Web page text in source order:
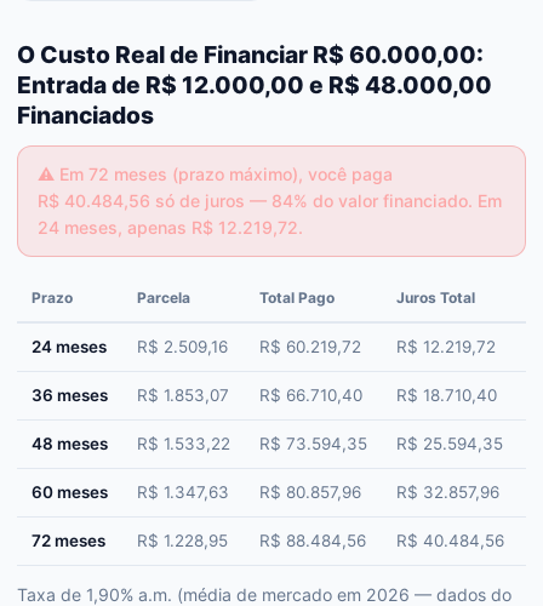
O Custo Real de Financiar R$ 60.000,00:
Entrada de R$ 12.000,00 e R$ 48.000,00
Financiados
⚠️ Em 72 meses (prazo máximo), você paga
R$ 40.484,56 só de juros — 84% do valor financiado. Em
24 meses, apenas R$ 12.219,72.
Prazo Parcela Total Pago Juros Total
24 meses R$ 2.509,16 R$ 60.219,72 R$ 12.219,72
36 meses R$ 1.853,07 R$ 66.710,40 R$ 18.710,40
48 meses R$ 1.533,22 R$ 73.594,35 R$ 25.594,35
60 meses R$ 1.347,63 R$ 80.857,96 R$ 32.857,96
72 meses R$ 1.228,95 R$ 88.484,56 R$ 40.484,56
Taxa de 1,90% a.m. (média de mercado em 2026 — dados do